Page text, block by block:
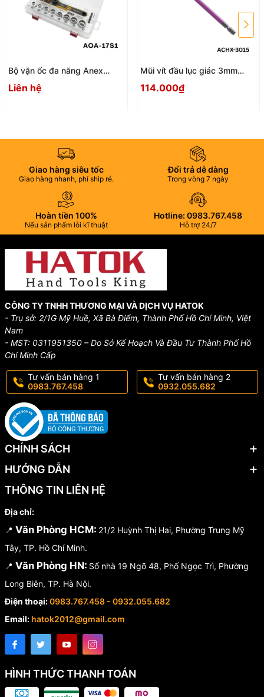
Bộ vặn ốc đa năng Anex
AOA-17S1 Nhật Bản
Liên hệ
Mũi vít đầu lục giác 3mm
114.000₫
Giao hàng siêu tốc
Giao hàng nhanh, phí ship rẻ.
Đổi trả dễ dàng
Trong vòng 7 ngày
Hoàn tiền 100%
Nếu sản phẩm lỗi kĩ thuật
Hotline: 0983.767.458
Hỗ trợ 24/7
CÔNG TY TNHH THƯƠNG MẠI VÀ DỊCH VỤ HATOK
- Trụ sở: 2/1G Mỹ Huề, Xã Bà Điểm, Thành Phố Hồ Chí Minh, Việt
Nam
- MST: 0311951350 – Do Sở Kế Hoạch Và Đầu Tư Thành Phố Hồ
Chí Minh Cấp
Tư vấn bán hàng 1
0983.767.458
Tư vấn bán hàng 2
0932.055.682
CHÍNH SÁCH
HƯỚNG DẪN
THÔNG TIN LIÊN HỆ
Địa chỉ:
📍 Văn Phòng HCM: 21/2 Huỳnh Thị Hai, Phường Trung Mỹ
Tây, TP. Hồ Chí Minh.
📍 Văn Phòng HN: Số nhà 19 Ngõ 48, Phố Ngọc Trì, Phường
Long Biên, TP. Hà Nội.
Điện thoại:0983.767.458 - 0932.055.682
Email: hatok2012@gmail.com
HÌNH THỨC THANH TOÁN